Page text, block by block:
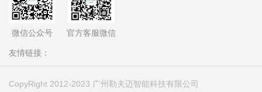
微信公众号 官方客服微信
友情链接：
CopyRight 2012-2023 广州勒夫迈智能科技有限公司